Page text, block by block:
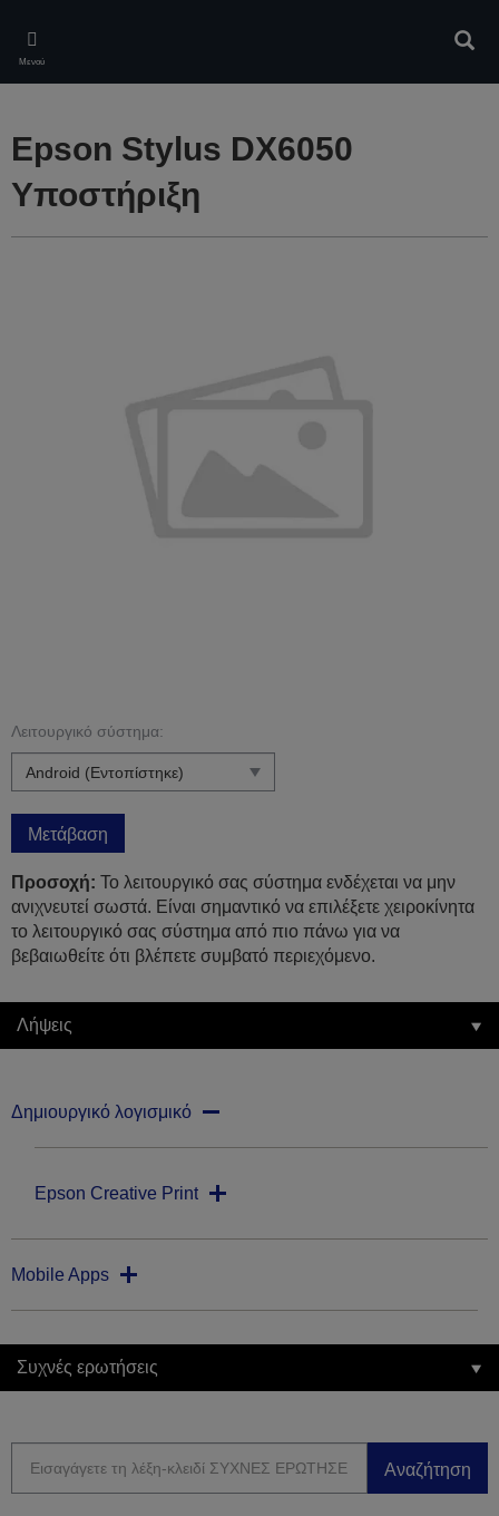
main
content
Μενού
Epson Stylus DX6050
Υποστήριξη
Λειτουργικό σύστημα:
Μετάβαση
Προσοχή: Το λειτουργικό σας σύστημα ενδέχεται να μην
ανιχνευτεί σωστά. Είναι σημαντικό να επιλέξετε χειροκίνητα
το λειτουργικό σας σύστημα από πιο πάνω για να
βεβαιωθείτε ότι βλέπετε συμβατό περιεχόμενο.
Λήψεις
Δημιουργικό λογισμικό
Epson Creative Print
Mobile Apps
Συχνές ερωτήσεις
Αναζήτηση